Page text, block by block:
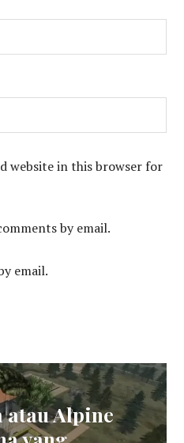
website in this browser for
by email.
email.
atau Alpine